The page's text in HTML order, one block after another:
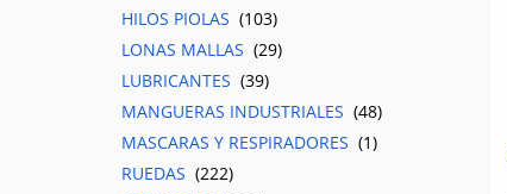
HILOS PIOLAS (103)
LONAS MALLAS (29)
LUBRICANTES (39)
MANGUERAS INDUSTRIALES (48)
MASCARAS Y RESPIRADORES (1)
RUEDAS (222)